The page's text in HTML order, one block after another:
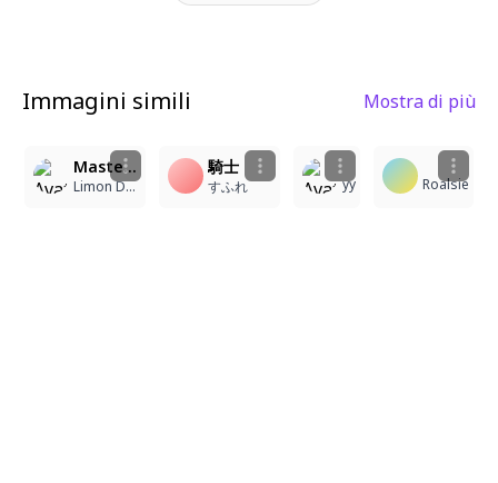
Immagini simili Mostra di più
Masterpiece, ultra-detailed, intricate details, luminous, delicate rendering, high quality; a handsome, attractive man with shoulder-length wavy black hair and brown eyes, bearing multiple facial scars and a dark complexion; wearing black knight's armor with a red cape draped over his shoulders; wearing a scowling, annoyed expression while holding a silver sword, set against a forest background; long eyelashes, 8K, semi-realistic, bold painterly brushstrokes, soft and creamy blending, cross-hatched etching lines, textured digital painting, expressive gestural strokes, high sharpness, controlled lighting, detailed finish, delicate linework, painterly shading.
Limon Dulce
騎士
すふれ yy Roalsie